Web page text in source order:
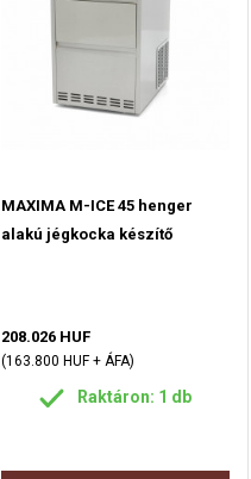
MAXIMA M-ICE 45 henger
alakú jégkocka készítő
208.026 HUF
(163.800 HUF + ÁFA)
Raktáron: 1 db